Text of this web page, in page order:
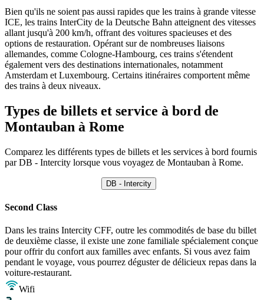
Bien qu'ils ne soient pas aussi rapides que les trains à grande vitesse
ICE, les trains InterCity de la Deutsche Bahn atteignent des vitesses
allant jusqu'à 200 km/h, offrant des voitures spacieuses et des
options de restauration. Opérant sur de nombreuses liaisons
allemandes, comme Cologne-Hambourg, ces trains s'étendent
également vers des destinations internationales, notamment
Amsterdam et Luxembourg. Certains itinéraires comportent même
des trains à deux niveaux.
Types de billets et service à bord de
Montauban à Rome
Comparez les différents types de billets et les services à bord fournis
par DB - Intercity lorsque vous voyagez de Montauban à Rome.
DB - Intercity
Second Class
Dans les trains Intercity CFF, outre les commodités de base du billet
de deuxième classe, il existe une zone familiale spécialement conçue
pour offrir du confort aux familles avec enfants. Si vous avez faim
pendant le voyage, vous pourrez déguster de délicieux repas dans la
voiture-restaurant.
Wifi